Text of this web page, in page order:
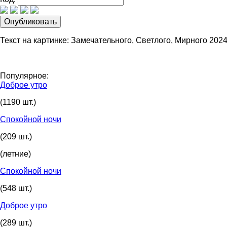
Текст на картинке: Замечательного, Светлого, Мирного
Популярное:
Доброе утро
(1190 шт.)
Спокойной ночи
(209 шт.)
(летние)
Спокойной ночи
(548 шт.)
Доброе утро
(289 шт.)